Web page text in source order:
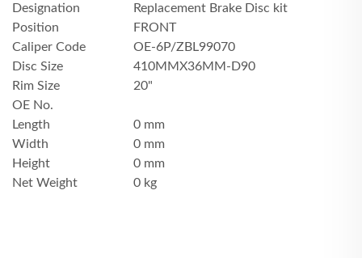
Designation
Replacement Brake Disc kit
Position
FRONT
Caliper Code
OE-6P/ZBL99070
Disc Size
410MMX36MM-D90
Rim Size
20"
OE No.
Length
0 mm
Width
0 mm
Height
0 mm
Net Weight
0 kg